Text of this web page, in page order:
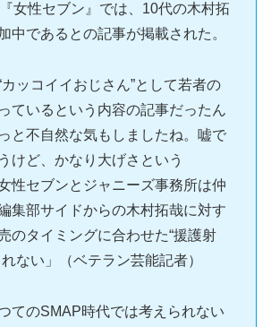
女性セブン』では、10代の木村拓
中であるとの記事が掲載された。
カッコイイおじさん”として若者の
ているという内容の記事だったん
と不自然な気もしましたね。嘘で
けど、かなり大げさという
セブンとジャニーズ事務所は仲
集部サイドからの木村拓哉に対す
のタイミングに合わせた“援護射
ない」（ベテラン芸能記者）
てのSMAP時代では考えられない